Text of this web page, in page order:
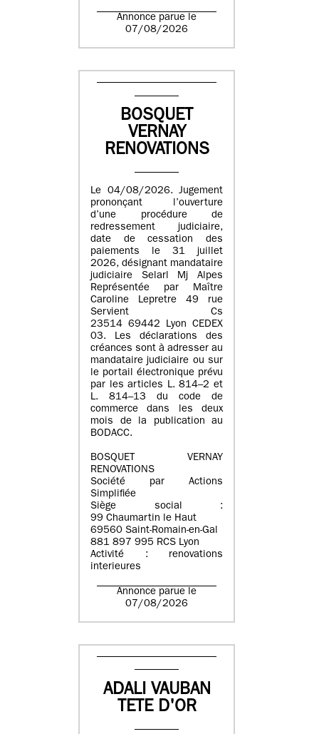
Annonce parue le
07/08/2026
BOSQUET
VERNAY
RENOVATIONS
Le 04/08/2026. Jugement
prononçant l’ouverture
d’une procédure de
redressement judiciaire,
date de cessation des
paiements le 31 juillet
2026, désignant mandataire
judiciaire Selarl Mj Alpes
Représentée par Maître
Caroline Lepretre 49 rue
Servient Cs
23514 69442 Lyon CEDEX
03. Les déclarations des
créances sont à adresser au
mandataire judiciaire ou sur
le portail électronique prévu
par les articles L. 814–2 et
L. 814–13 du code de
commerce dans les deux
mois de la publication au
BODACC.
BOSQUET VERNAY
RENOVATIONS
Société par Actions
Simplifiée
Siège social :
99 Chaumartin le Haut
69560 Saint-Romain-en-Gal
881 897 995 RCS Lyon
Activité : renovations
interieures
Annonce parue le
07/08/2026
ADALI VAUBAN
TETE D'OR